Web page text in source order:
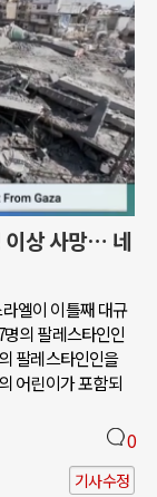
이상 사망… 네
엘이 이틀째 대규
의 팔레스타인인
팔레스타인인을
어린이가 포함되
0
기사수정